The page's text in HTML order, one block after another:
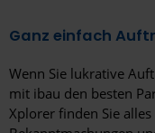
Ganz einfach
Wenn Sie lukrative
mit ibau den besten
Xplorer finden Sie